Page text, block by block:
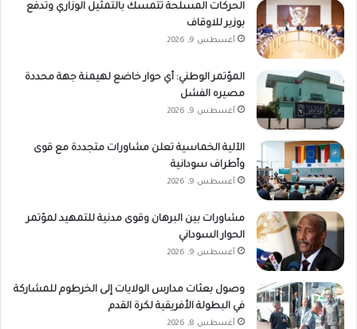
الحركات المسلحة تتمسك بالتمثيل الوزاري وتدفع
بوزير للاوقاف
أغسطس 9, 2026
المؤتمر الوطني: أي حوار خاضع لهيمنة جهة محددة
مصيره الفشل
أغسطس 9, 2026
الآلية الخماسية تعلن مشاورات متجددة مع قوى
وأطراف سودانية
أغسطس 9, 2026
مشاورات بين البرهان وقوى مدنية للتمهيد لمؤتمر
الحوار السوداني
أغسطس 9, 2026
وصول بعثات مدارس الولايات إلى الخرطوم للمشاركة
في البطولة الأفريقية لكرة القدم
أغسطس 8, 2026